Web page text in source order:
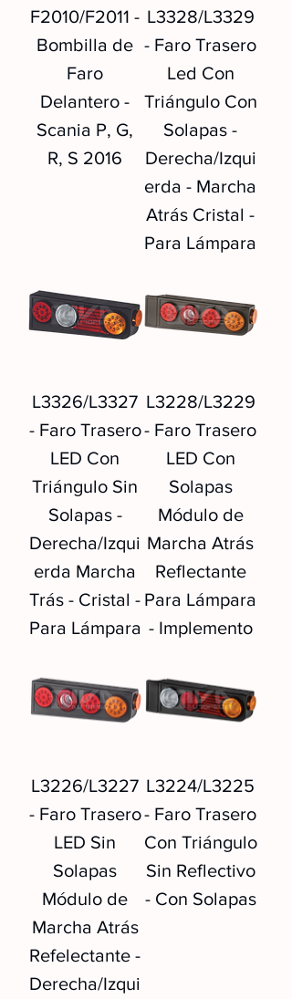
F2010/F2011 -
Bombilla de
Faro
Delantero -
Scania P, G,
R, S 2016
L3328/L3329
- Faro Trasero
Led Con
Triángulo Con
Solapas -
Derecha/Izqui
erda - Marcha
Atrás Cristal -
Para Lámpara
L3326/L3327
- Faro Trasero
LED Con
Triángulo Sin
Solapas -
Derecha/Izqui
erda Marcha
Trás - Cristal -
Para Lámpara
L3228/L3229
- Faro Trasero
LED Con
Solapas
Módulo de
Marcha Atrás
Reflectante
Para Lámpara
- Implemento
L3226/L3227
- Faro Trasero
LED Sin
Solapas
Módulo de
Marcha Atrás
Refelectante -
Derecha/Izqui
L3224/L3225
- Faro Trasero
Con Triángulo
Sin Reflectivo
- Con Solapas